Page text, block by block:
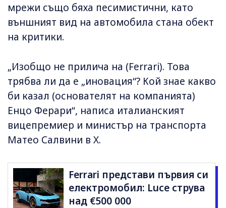
мрежи също бяха песимистични, като
външният вид на автомобила стана обект
на критики.
„Изобщо не прилича на (Ferrari). Това
трябва ли да е „иновация“? Кой знае какво
би казал (основателят на компанията)
Енцо Ферари“, написа италианският
вицепремиер и министър на транспорта
Матео Салвини в X.
Ferrari представи първия си
електромобил: Luce струва
над €500 000